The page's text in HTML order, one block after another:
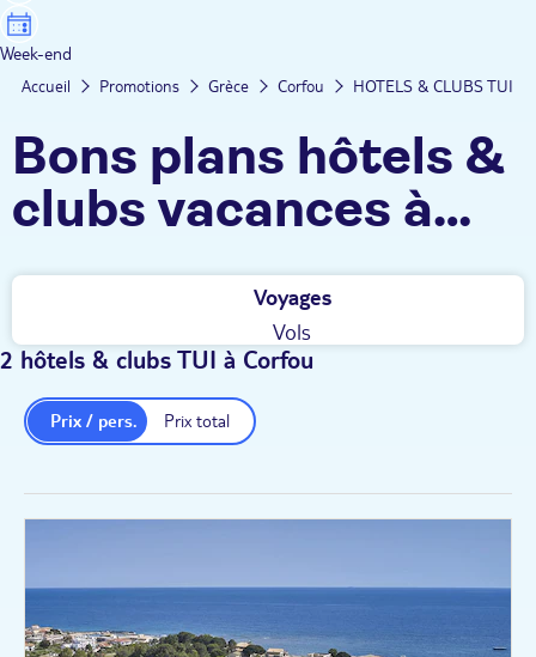
Week-end
Accueil Promotions Grèce Corfou HOTELS & CLUBS TUI
Bons plans hôtels &
clubs vacances à
Corfou
Voyages
Vols
2 hôtels & clubs TUI à Corfou
Prix total
Prix / pers.